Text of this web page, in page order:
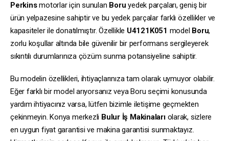
Perkinsmotorlar için sunulan Boru yedek parçaları, geniş bir
ürün yelpazesine sahiptir ve bu yedek parçalar farklı özellikler ve
kapasiteler ile donatılmıştır. Özellikle U4121K051 model Boru,
zorlu koşullar altında bile güvenilir bir performans sergileyerek
sıkıntılı durumlarınıza çözüm sunma potansiyeline sahiptir.
Bu modelin özellikleri, ihtiyaçlarınıza tam olarak uymuyor olabilir.
Eğer farklı bir model arıyorsanız veya Boru seçimi konusunda
yardım ihtiyacınız varsa, lütfen bizimle iletişime geçmekten
çekinmeyin. Konya merkezli Bulur İş Makinalarıolarak, sizlere
en uygun fiyat garantisi ve makina garantisi sunmaktayız.